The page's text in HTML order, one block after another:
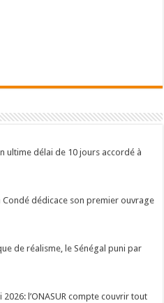
ultime délai de 10 jours accordé à
Condé dédicace son premier ouvrage
de réalisme, le Sénégal puni par
l’ONASUR compte couvrir tout